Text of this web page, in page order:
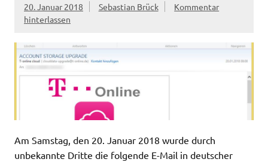
20. Januar 2018 Sebastian Brück
Kommentar
hinterlassen
Am Samstag, den 20. Januar 2018 wurde durch
unbekannte Dritte die folgende E-Mail in deutscher